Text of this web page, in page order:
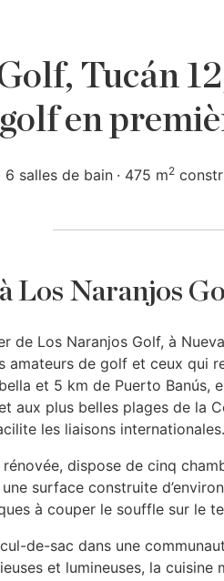
Tucán
en
6 salles de bain 475 m2
Los Naranjos
de Los Naranjos Golf, à
amateurs de golf et ceux qui
et 5 km de Puerto Banús,
aux plus belles plages de la
les liaisons internationales.
dispose de cinq
surface construite
à couper le souffle sur le
de-sac dans une
et lumineuses, la cuisine